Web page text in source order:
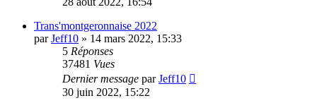
Trans'montgeronnaise 2022
parJeff10 » 14 mars 2022, 15:33
5 Réponses
37481 Vues
Dernier message parJeff10
30 juin 2022, 15:22